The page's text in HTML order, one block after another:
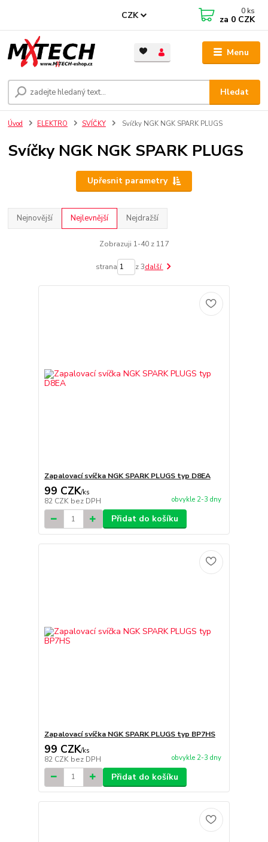
Menu
CZK
Hledat
0 ks
za 0 CZK
Úvod ELEKTRO SVÍČKY Svíčky NGK NGK SPARK PLUGS
Svíčky NGK NGK SPARK PLUGS
Upřesnit parametry
Nejnovější Nejlevnější Nejdražší
Zobrazuji 1-40 z 117
strana z 3další
Zapalovací svíčka NGK SPARK PLUGS typ D8EA
99 CZK/ks
82 CZK bez DPH obvykle 2-3 dny
Přidat do košíku
Zapalovací svíčka NGK SPARK PLUGS typ BP7HS
99 CZK/ks
82 CZK bez DPH obvykle 2-3 dny
Přidat do košíku